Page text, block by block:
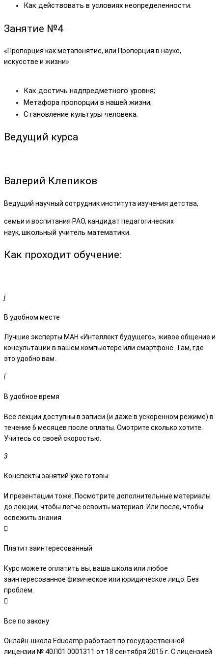
Как действовать в условиях неопределенности.
Занятие №4
«Пропорция как метапонятие, или Пропорция в науке,
искусстве и жизни»
Как достичь надпредметного уровня;
Метафора пропорции в нашей жизни;
Становление культуры человека.
Ведущий курса
Валерий Клепиков
Ведущий научный сотрудник института изучения детства,
семьи и воспитания РАО, кандидат педагогических
наук, школьный учитель математики.
Как проходит обучение:
В удобном месте
Лучшие эксперты МАН «Интеллект будущего», живое общение и
консультации в вашем компьютере или смартфоне. Там, где
это удобно вам.
В удобное время
Все лекции доступны в записи (и даже в ускоренном режиме) в
течение 6 месяцев после оплаты. Смотрите сколько хотите.
Учитесь со своей скоростью.
Конспекты занятий уже готовы
И презентации тоже. Посмотрите дополнительные материалы
до лекции, чтобы легче освоить материал. Или после, чтобы
освежить знания.
Платит заинтересованный
Курс можете оплатить вы, ваша школа или любое
заинтересованное физическое или юридическое лицо. Без
проблем.
Все по закону
Онлайн-школа Educamp работает по государственной
лицензии № 40Л01 0001311 от 18 сентября 2015 г. С лицензией